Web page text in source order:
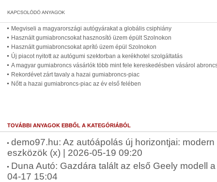
Megviseli a magyarországi autógyárakat a globális csiphiány
Használt gumiabroncsokat hasznosító üzem épült Szolnokon
Használt gumiabroncsokat aprító üzem épül Szolnokon
Új piacot nyitott az autógumi szektorban a kerékhotel szolgáltatás
A magyar gumiabroncs vásárlók több mint fele kereskedésben vásárol
Rekordévet zárt tavaly a hazai gumiabroncs-piac
Nőtt a hazai gumiabroncs-piac az év első felében
TOVÁBBI ANYAGOK EBBŐL A KATEGÓRIÁBÓL
demo97.hu: Az autóápolás új horizontjai:
eszközök (x) | 2026-05-19 09:20
Duna Autó: Gazdára talált az első Geely modell
04-17 15:04